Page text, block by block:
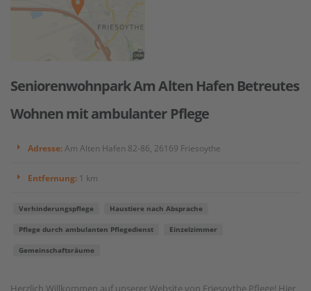
Seniorenwohnpark Am Alten Hafen Betreutes
Wohnen mit ambulanter Pflege
Adresse: Am Alten Hafen 82-86, 26169 Friesoythe
Entfernung: 1 km
Verhinderungspflege Haustiere nach Absprache
Pflege durch ambulanten Pflegedienst Einzelzimmer
Gemeinschaftsräume
Herzlich Willkommen auf unserer Website von Friesoythe Pflege! Hier